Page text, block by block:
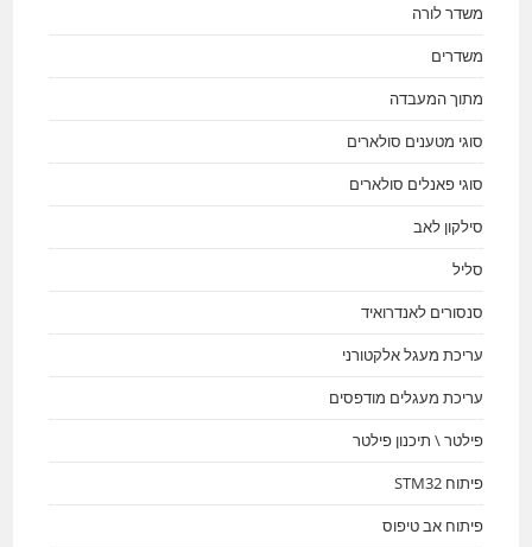
משדר לורה
משדרים
מתוך המעבדה
סוגי מטענים סולארים
סוגי פאנלים סולארים
סילקון לאב
סליל
סנסורים לאנדרואיד
עריכת מעגל אלקטורני
עריכת מעגלים מודפסים
פילטר \ תיכנון פילטר
פיתוח STM32
פיתוח אב טיפוס